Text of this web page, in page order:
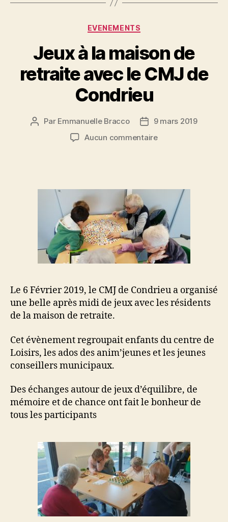
Catégories
EVENEMENTS
Jeux à la maison de
retraite avec le CMJ de
Condrieu
Auteur
Par Emmanuelle Bracco
Date
de
9 mars 2019
Aucun commentairesur
retraite
avec
le
CMJ
de
Condrieu
Le 6 Février 2019, le CMJ de Condrieu a organisé
une belle après midi de jeux avec les résidents
de la maison de retraite.
Cet évènement regroupait enfants du centre de
Loisirs, les ados des anim’jeunes et les jeunes
conseillers municipaux.
Des échanges autour de jeux d’équilibre, de
mémoire et de chance ont fait le bonheur de
tous les participants